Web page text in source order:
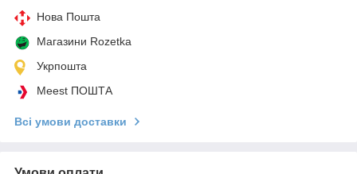
Нова Пошта
Магазини Rozetka
Укрпошта
Meest ПОШТА
Всі умови доставки